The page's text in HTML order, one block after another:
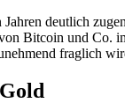
deutlich
Bitcoin und Co.
fraglich